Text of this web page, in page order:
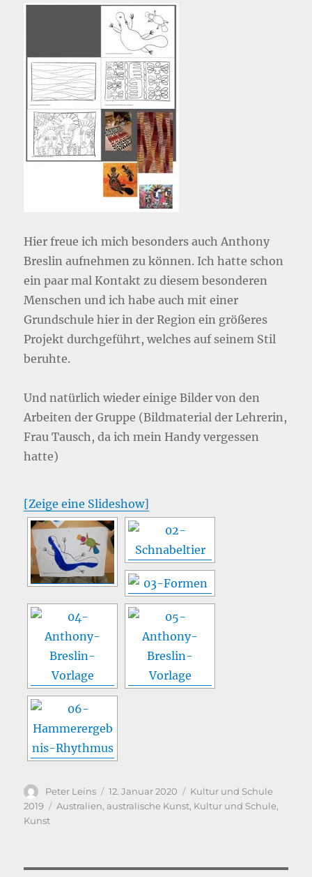
Hier freue ich mich besonders auch Anthony
Breslin aufnehmen zu können. Ich hatte schon
ein paar mal Kontakt zu diesem besonderen
Menschen und ich habe auch mit einer
Grundschule hier in der Region ein größeres
Projekt durchgeführt, welches auf seinem Stil
beruhte.
Und natürlich wieder einige Bilder von den
Arbeiten der Gruppe (Bildmaterial der Lehrerin,
Frau Tausch, da ich mein Handy vergessen
hatte)
[Zeige eine Slideshow]
Autor
Peter Leins
Veröffentlicht
am
12. Januar 2020 Kategorien
Kultur und Schule
2019
Schlagwörter
Australien, australische Kunst, Kultur und Schule,
Kunst